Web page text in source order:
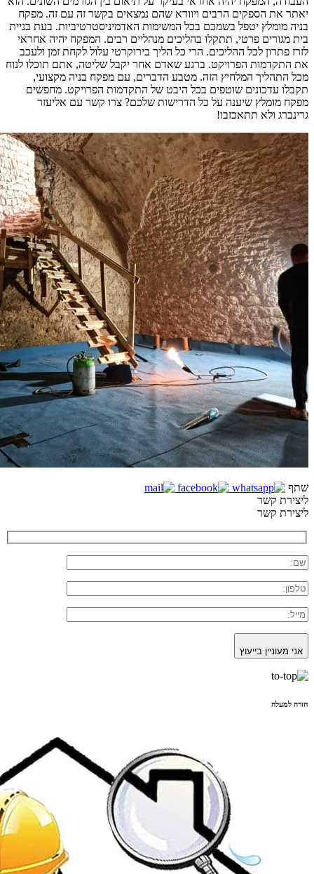
יאתר את הספקים הרבים ויוודא שהם נמצאים בקשר זה עם זה. מפקח
בניה מומלץ יטפל בשמכם בכל המשימות האדמיניסטרטיביות. בעת בניית
בית מגורים פרטי, תתקלו בהליכים מנהליים רבים. המפקח יהיה אחראי
לזרז פתרון לכל ההליכים. הרי כל הליך בירוקרטי עלול לקחת זמן ולעכב
את התקדמות הפרויקט. ברגע שאדם אחר יקבל שליטה, אתם תוכלו לנוח
מכל התהליך המלחיץ הזה. מטבע הדברים, עם מפקח בניה מקצועי,
תקבלו עדכונים שוטפים בכל היבט של התקדמות הפרויקט. מחפשים
מפקח מומלץ שיענה על כל הדרישות שלכם? צרו קשר עם אליעזר
גרינברג ולא תתאכזבו!
שתף
ליצירת קשר
ליצירת קשר
אני מעוניין בייעוץ
חזרה למעלה